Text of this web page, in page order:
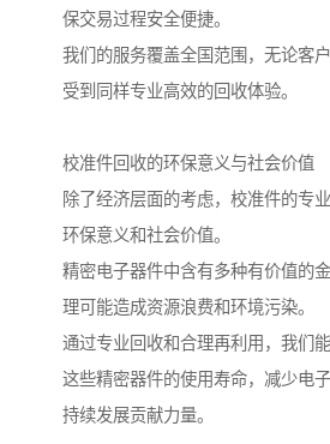
保交易过程安全便捷。
我们的服务覆盖全国范围，无论客
受到同样专业高效的回收体验。
校准件回收的环保意义与社会价值
除了经济层面的考虑，校准件的专
环保意义和社会价值。
精密电子器件中含有多种有价值的
理可能造成资源浪费和环境污染。
通过专业回收和合理再利用，我们
这些精密器件的使用寿命，减少电
持续发展贡献力量。